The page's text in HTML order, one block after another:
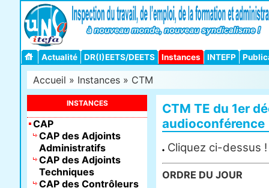
Actualité DR(I)EETS/DEETS Instances INTEFP
Accueil » Instances » CTM
CTM TE du 1er
audioconférence
Cliquez ci-dessus !
ORDRE DU JOUR
INSTANCES
CAP
CAP des Adjoints
Administratifs
CAP des Adjoints
Techniques
CAP des Contrôleurs